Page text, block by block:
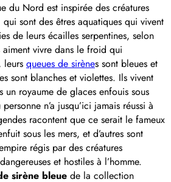
du Nord est inspirée des créatures
sont des êtres aquatiques qui vivent
de leurs écailles serpentines, selon
vivre dans le froid qui
leurs queues de sirènes sont bleues et
sont blanches et violettes. Ils vivent
un royaume de glaces enfouis sous
n’a jusqu’ici jamais réussi à
racontent que ce serait le fameux
sous les mers, et d’autres sont
régis par des créatures
et hostiles à l’homme.
sirène bleue de la collection